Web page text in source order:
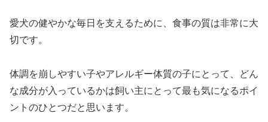
愛犬の健やかな毎日を支えるために、食事の質は非常に大
切です。
体調を崩しやすい子やアレルギー体質の子にとって、どん
な成分が入っているかは飼い主にとって最も気になるポイ
ントのひとつだと思います。